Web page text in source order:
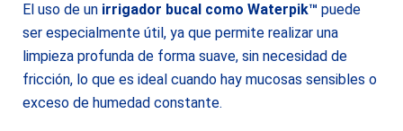
El uso de un irrigador bucal como Waterpik™ puede
ser especialmente útil, ya que permite realizar una
limpieza profunda de forma suave, sin necesidad de
fricción, lo que es ideal cuando hay mucosas sensibles o
exceso de humedad constante.